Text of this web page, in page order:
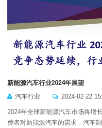
新能源汽车行业2024年展望
汽车行业
2024-02-22
2024年全球新能源汽车市场将增
费者对新能源汽车的需求，汽车